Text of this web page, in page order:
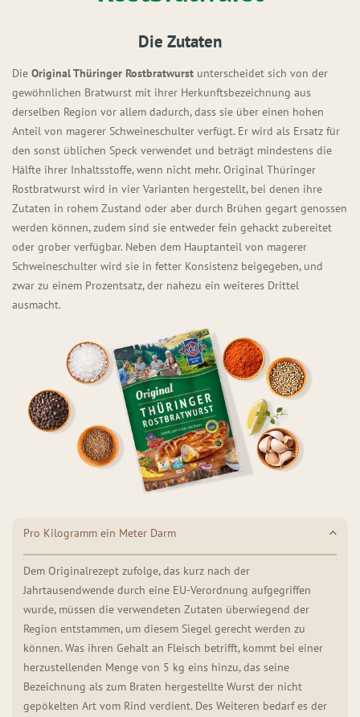
Die Zutaten
Die Original Thüringer Rostbratwurst unterscheidet sich von der
gewöhnlichen Bratwurst mit ihrer Herkunftsbezeichnung aus
derselben Region vor allem dadurch, dass sie über einen hohen
Anteil von magerer Schweineschulter verfügt. Er wird als Ersatz für
den sonst üblichen Speck verwendet und beträgt mindestens die
Hälfte ihrer Inhaltsstoffe, wenn nicht mehr. Original Thüringer
Rostbratwurst wird in vier Varianten hergestellt, bei denen ihre
Zutaten in rohem Zustand oder aber durch Brühen gegart genossen
werden können, zudem sind sie entweder fein gehackt zubereitet
oder grober verfügbar. Neben dem Hauptanteil von magerer
Schweineschulter wird sie in fetter Konsistenz beigegeben, und
zwar zu einem Prozentsatz, der nahezu ein weiteres Drittel
ausmacht.
Pro Kilogramm ein Meter Darm
Dem Originalrezept zufolge, das kurz nach der
Jahrtausendwende durch eine EU-Verordnung aufgegriffen
wurde, müssen die verwendeten Zutaten überwiegend der
Region entstammen, um diesem Siegel gerecht werden zu
können. Was ihren Gehalt an Fleisch betrifft, kommt bei einer
herzustellenden Menge von 5 kg eins hinzu, das seine
Bezeichnung als zum Braten hergestellte Wurst der nicht
gepökelten Art vom Rind verdient. Des Weiteren bedarf es der